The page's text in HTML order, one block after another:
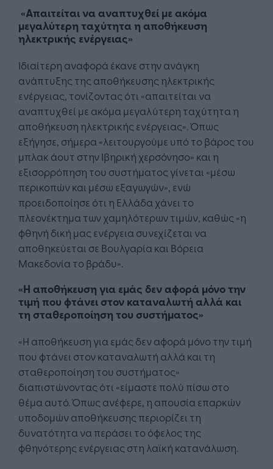
«Απαιτείται να αναπτυχθεί με ακόμα
μεγαλύτερη ταχύτητα η αποθήκευση
ηλεκτρικής ενέργειας»
Ιδιαίτερη αναφορά έκανε στην ανάγκη
ανάπτυξης της αποθήκευσης ηλεκτρικής
ενέργειας, τονίζοντας ότι «απαιτείται να
αναπτυχθεί με ακόμα μεγαλύτερη ταχύτητα η
αποθήκευση ηλεκτρικής ενέργειας». Όπως
εξήγησε, σήμερα «λειτουργούμε υπό το βάρος του
μπλακ άουτ στην Ιβηρική χερσόνησο» και η
εξισορρόπηση του συστήματος γίνεται «μέσω
περικοπών και μέσω εξαγωγών», ενώ
προειδοποίησε ότι η Ελλάδα χάνει το
πλεονέκτημα των χαμηλότερων τιμών, καθώς «η
φθηνή δική μας ενέργεια συνεχίζεται να
αποθηκεύεται σε Βουλγαρία και Βόρεια
Μακεδονία το βράδυ».
«Η αποθήκευση για εμάς δεν αφορά μόνο την
τιμή που φτάνει στον καταναλωτή αλλά και
τη σταθεροποίηση του συστήματος»
«Η αποθήκευση για εμάς δεν αφορά μόνο την τιμή
που φτάνει στον καταναλωτή αλλά και τη
σταθεροποίηση του συστήματος»
διαπιστώνοντας ότι «είμαστε πολύ πίσω στο
θέμα αυτό. Όπως ανέφερε, η απουσία επαρκών
υποδομών αποθήκευσης περιορίζει τη
δυνατότητα να περάσει το όφελος της
φθηνότερης ενέργειας στη λαϊκή κατανάλωση.